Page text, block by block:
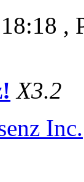
,
X3.2
Inc.